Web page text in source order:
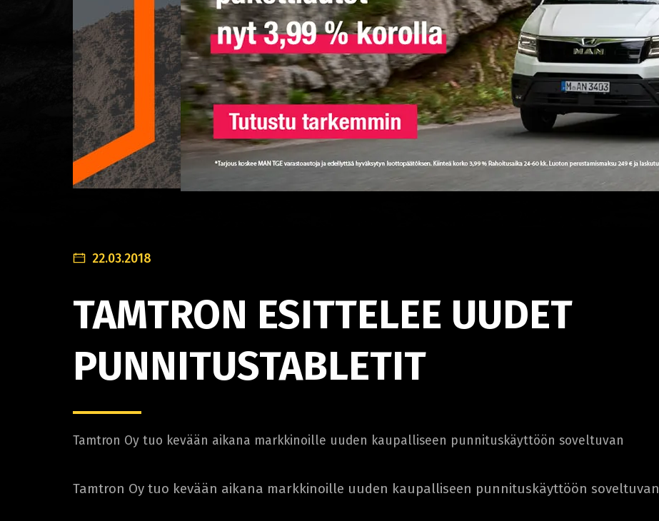
22.03.2018
TAMTRON ESITTELEE UUDET
PUNNITUSTABLETIT
Tamtron Oy tuo kevään aikana markkinoille uuden kaupalliseen punnituskäyttöön soveltuvan
Tamtron Oy tuo kevään aikana markkinoille uuden kaupalliseen punnituskäyttöön soveltuvan